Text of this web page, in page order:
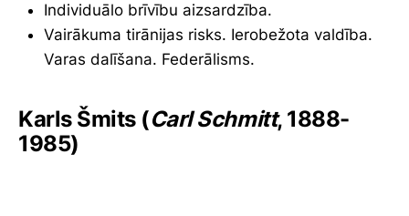
Individuālo brīvību aizsardzība.
Vairākuma tirānijas risks. Ierobežota valdība.
Varas dalīšana. Federālisms.
Karls Šmits (Carl Schmitt, 1888-
1985)